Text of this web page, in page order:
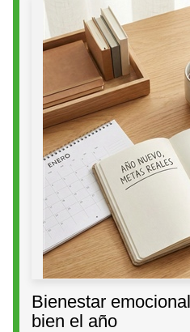
Bienestar
bien el año